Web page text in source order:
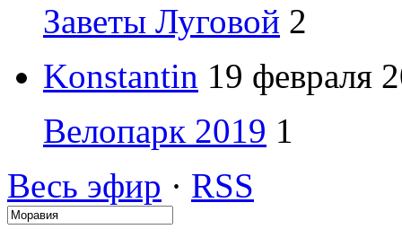
Заветы Луговой 2
Konstantin 19 февраля
Велопарк 2019 1
Весь эфир · RSS